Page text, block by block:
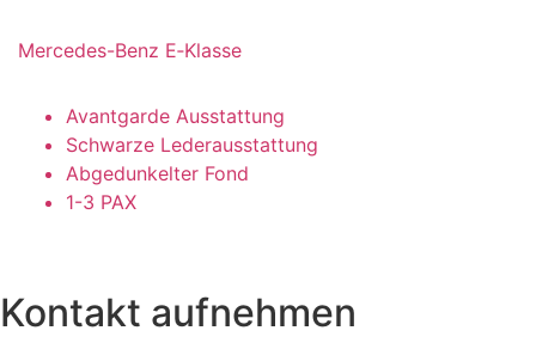
Mercedes-Benz E‑Klasse
Avantgarde Ausstattung
Schwarze Lederausstattung
Abgedunkelter Fond
1-3 PAX
Kontakt aufnehmen